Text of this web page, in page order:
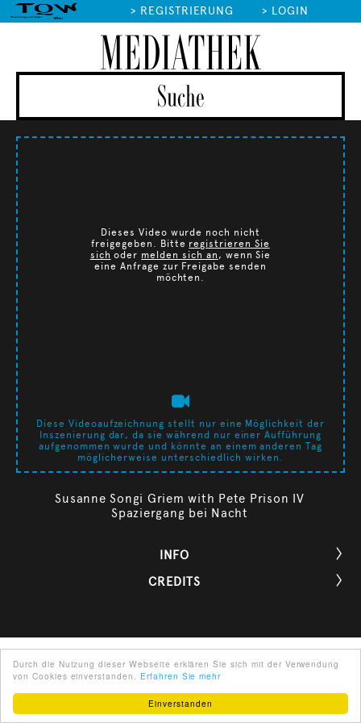
Einverstanden
Durch die Nutzung dieser Webseite erklären Sie sich mit der Verwendung
von Cookies einverstanden. Erfahren Sie mehr
> REGISTRIERUNG > LOGIN
MEDIATHEK
Dieses Video wurde noch nicht
freigegeben. Bitte registrieren Sie
sich oder melden sich an , wenn Sie
eine Anfrage zur Freigabe senden
möchten.
Diese Videoaufzeichnung stellt nur eine Möglichkeit der
Inszenierung dar, da sie während nur einer Aufführung
aufgenommen wurde und könnte an einem anderen Tag
möglicherweise unterschiedlich wirken.
Susanne Songi Griem with Pete Prison IV
Spaziergang bei Nacht
INFO 
CREDITS 